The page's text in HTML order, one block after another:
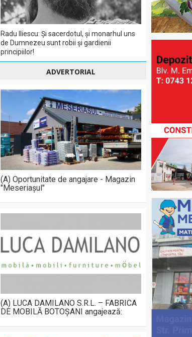
Radu Iliescu: Și sacerdotul, şi monarhul uns
de Dumnezeu sunt robii şi gardienii
principiilor!
ADVERTORIAL
(A) Oportunitate de angajare - Magazin
"Meseriașul"
(A) LUCA DAMILANO S.R.L. – FABRICA
DE MOBILĂ BOTOȘANI angajează: